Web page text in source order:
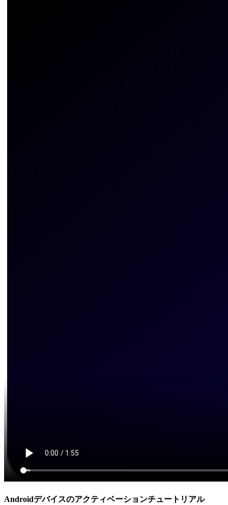
Androidデバイスのアクティベーションチュートリアル